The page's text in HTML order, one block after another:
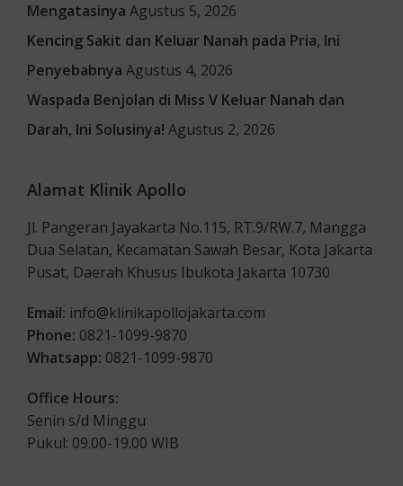
Mengatasinya Agustus 5, 2026
Kencing Sakit dan Keluar Nanah pada Pria, Ini
Penyebabnya Agustus 4, 2026
Waspada Benjolan di Miss V Keluar Nanah dan
Darah, Ini Solusinya! Agustus 2, 2026
Alamat Klinik Apollo
Jl. Pangeran Jayakarta No.115, RT.9/RW.7, Mangga
Dua Selatan, Kecamatan Sawah Besar, Kota Jakarta
Pusat, Daerah Khusus Ibukota Jakarta 10730
Email: info@klinikapollojakarta.com
Phone: 0821-1099-9870
Whatsapp: 0821-1099-9870
Office Hours:
Senin s/d Minggu
Pukul: 09.00-19.00 WIB